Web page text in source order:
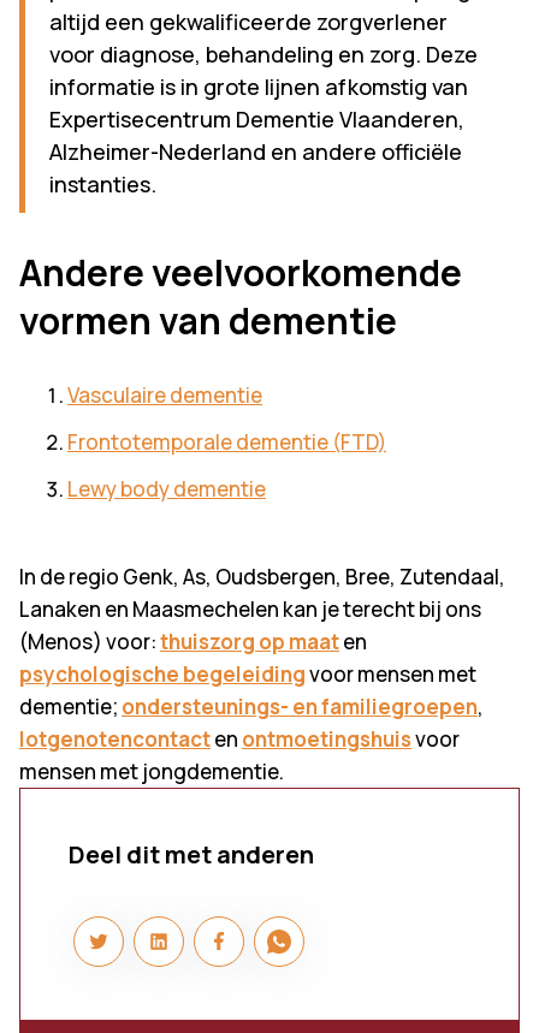
altijd een gekwalificeerde zorgverlener
voor diagnose, behandeling en zorg. Deze
informatie is in grote lijnen afkomstig van
Expertisecentrum Dementie Vlaanderen,
Alzheimer-Nederland en andere officiële
instanties.
Andere veelvoorkomende
vormen van dementie
Vasculaire dementie
Frontotemporale dementie (FTD)
Lewy body dementie
In de regio Genk, As, Oudsbergen, Bree, Zutendaal,
Lanaken en Maasmechelen kan je terecht bij ons
(Menos) voor:thuiszorg op maaten
psychologische begeleidingvoor mensen met
dementie; ondersteunings- en familiegroepen,
lotgenotencontacten ontmoetingshuisvoor
mensen met jongdementie.
Deel dit met anderen